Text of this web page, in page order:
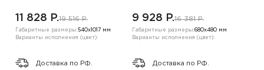
11 828 P.19 516 P.
Габаритные размеры:540х1017 мм
Варианты исполнения (цвет):
Доставка по РФ.
9 928 P.16 381 P.
Габаритные размеры:680х480 мм
Варианты исполнения (цвет):
Доставка по РФ.